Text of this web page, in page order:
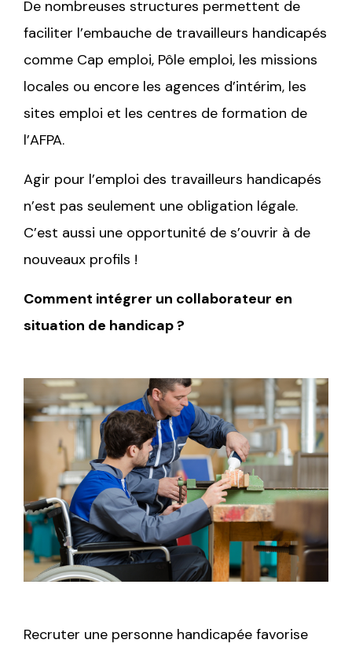
De nombreuses structures permettent de
faciliter l’embauche de travailleurs handicapés
comme Cap emploi, Pôle emploi, les missions
locales ou encore les agences d’intérim, les
sites emploi et les centres de formation de
l’AFPA.
Agir pour l’emploi des travailleurs handicapés
n’est pas seulement une obligation légale.
C’est aussi une opportunité de s’ouvrir à de
nouveaux profils !
Comment intégrer un collaborateur en
situation de handicap ?
Recruter une personne handicapée favorise